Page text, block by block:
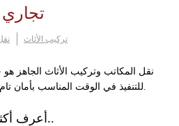
تجاري
تركيب الأثاث
نقل المكاتب وتركيب الأثاث الجاهز هو
أعرف أكثر..